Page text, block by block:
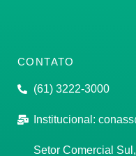
CONTATO
(61) 3222-3000
Institucional:
Setor Comercial